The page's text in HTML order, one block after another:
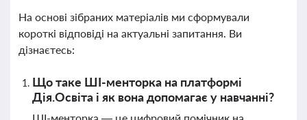
На основі зібраних матеріалів ми сформували
короткі відповіді на актуальні запитання. Ви
дізнаєтесь:
Що таке ШІ-менторка на платформі
Дія.Освіта і як вона допомагає у навчанні?